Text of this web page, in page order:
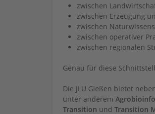
zwischen
zwischen Erzeugung
zwischen
zwischen operativer
zwischen regionalen
Genau für diese
Die JLU Gießen bietet
unter anderem
Transition und Transition